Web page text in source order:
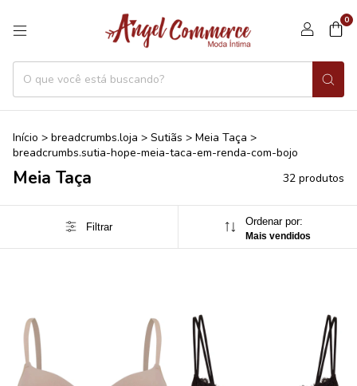
0
Início > breadcrumbs.loja > Sutiãs > Meia Taça >
breadcrumbs.sutia-hope-meia-taca-em-renda-com-bojo
Meia Taça 32 produtos
Filtrar Ordenar por:
Mais vendidos